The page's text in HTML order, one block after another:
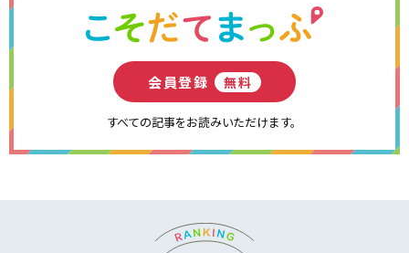
会員登録 無料
すべての記事をお読みいただけます。